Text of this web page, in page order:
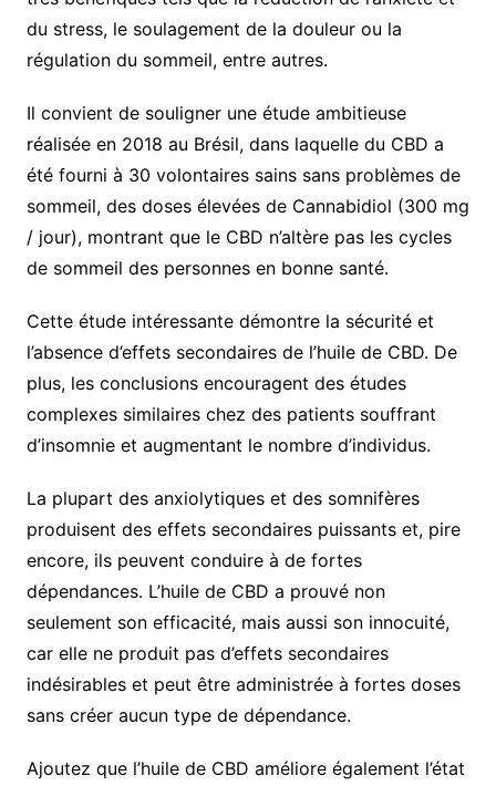
du stress, le soulagement de la douleur ou la
régulation du sommeil, entre autres.
Il convient de souligner une étude ambitieuse
réalisée en 2018 au Brésil, dans laquelle du CBD a
été fourni à 30 volontaires sains sans problèmes de
sommeil, des doses élevées de Cannabidiol (300 mg
/ jour), montrant que le CBD n’altère pas les cycles
de sommeil des personnes en bonne santé.
Cette étude intéressante démontre la sécurité et
l’absence d’effets secondaires de l’huile de CBD. De
plus, les conclusions encouragent des études
complexes similaires chez des patients souffrant
d’insomnie et augmentant le nombre d’individus.
La plupart des anxiolytiques et des somnifères
produisent des effets secondaires puissants et, pire
encore, ils peuvent conduire à de fortes
dépendances. L’huile de CBD a prouvé non
seulement son efficacité, mais aussi son innocuité,
car elle ne produit pas d’effets secondaires
indésirables et peut être administrée à fortes doses
sans créer aucun type de dépendance.
Ajoutez que l’huile de CBD améliore également l’état